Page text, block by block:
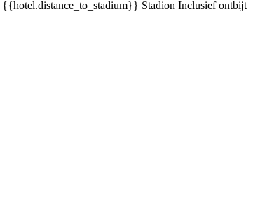
{{hotel.distance_to_stadium}} Stadion Inclusief ontbijt